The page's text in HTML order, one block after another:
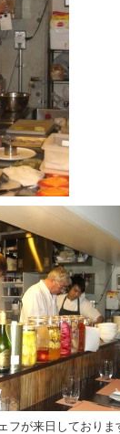
ヶ丘の料理教
テイクアウト
フが来日しておりま